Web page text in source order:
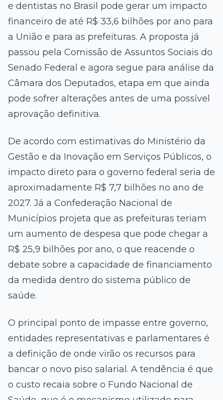
e dentistas no Brasil pode gerar um impacto
financeiro de até R$ 33,6 bilhões por ano para
a União e para as prefeituras. A proposta já
passou pela Comissão de Assuntos Sociais do
Senado Federal e agora segue para análise da
Câmara dos Deputados, etapa em que ainda
pode sofrer alterações antes de uma possível
aprovação definitiva.
De acordo com estimativas do Ministério da
Gestão e da Inovação em Serviços Públicos, o
impacto direto para o governo federal seria de
aproximadamente R$ 7,7 bilhões no ano de
2027. Já a Confederação Nacional de
Municípios projeta que as prefeituras teriam
um aumento de despesa que pode chegar a
R$ 25,9 bilhões por ano, o que reacende o
debate sobre a capacidade de financiamento
da medida dentro do sistema público de
saúde.
O principal ponto de impasse entre governo,
entidades representativas e parlamentares é
a definição de onde virão os recursos para
bancar o novo piso salarial. A tendência é que
o custo recaia sobre o Fundo Nacional de